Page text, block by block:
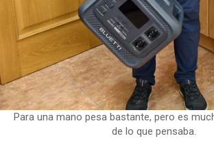
Para una mano pesa bastante, pero es
de lo que pensaba.